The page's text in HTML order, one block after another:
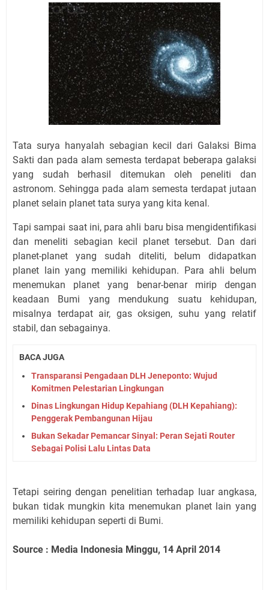
Tata surya hanyalah sebagian kecil dari Galaksi Bima
Sakti dan pada alam semesta terdapat beberapa galaksi
yang sudah berhasil ditemukan oleh peneliti dan
astronom. Sehingga pada alam semesta terdapat jutaan
planet selain planet tata surya yang kita kenal.
Tapi sampai saat ini, para ahli baru bisa mengidentifikasi
dan meneliti sebagian kecil planet tersebut. Dan dari
planet-planet yang sudah diteliti, belum didapatkan
planet lain yang memiliki kehidupan. Para ahli belum
menemukan planet yang benar-benar mirip dengan
keadaan Bumi yang mendukung suatu kehidupan,
misalnya terdapat air, gas oksigen, suhu yang relatif
stabil, dan sebagainya.
BACA JUGA
Transparansi Pengadaan DLH Jeneponto: Wujud
Komitmen Pelestarian Lingkungan
Dinas Lingkungan Hidup Kepahiang (DLH Kepahiang):
Penggerak Pembangunan Hijau
Bukan Sekadar Pemancar Sinyal: Peran Sejati Router
Sebagai Polisi Lalu Lintas Data
Tetapi seiring dengan penelitian terhadap luar angkasa,
bukan tidak mungkin kita menemukan planet lain yang
memiliki kehidupan seperti di Bumi.
Source : Media Indonesia Minggu, 14 April 2014